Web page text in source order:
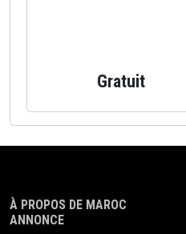
Gratuit
À PROPOS DE MAROC
ANNONCE